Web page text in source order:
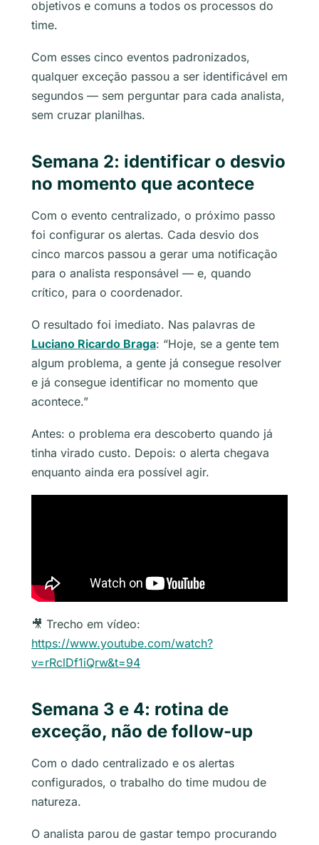
objetivos e comuns a todos os processos do
time.
Com esses cinco eventos padronizados,
qualquer exceção passou a ser identificável em
segundos — sem perguntar para cada analista,
sem cruzar planilhas.
Semana 2: identificar o desvio
no momento que acontece
Com o evento centralizado, o próximo passo
foi configurar os alertas. Cada desvio dos
cinco marcos passou a gerar uma notificação
para o analista responsável — e, quando
crítico, para o coordenador.
O resultado foi imediato. Nas palavras de
Luciano Ricardo Braga: “Hoje, se a gente tem
algum problema, a gente já consegue resolver
e já consegue identificar no momento que
acontece.”
Antes: o problema era descoberto quando já
tinha virado custo. Depois: o alerta chegava
enquanto ainda era possível agir.
🎥 Trecho em vídeo:
https://www.youtube.com/watch?
v=rRclDf1iQrw&t=94
Semana 3 e 4: rotina de
exceção, não de follow-up
Com o dado centralizado e os alertas
configurados, o trabalho do time mudou de
natureza.
O analista parou de gastar tempo procurando